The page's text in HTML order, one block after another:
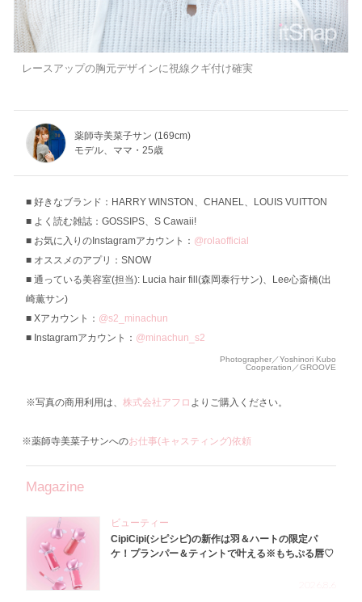
レースアップの胸元デザインに視線クギ付け確実
薬師寺美菜子サン (169cm)
モデル、ママ・25歳
好きなブランド：HARRY WINSTON、CHANEL、LOUIS VUITTON
よく読む雑誌：GOSSIPS、S Cawaii!
お気に入りのInstagramアカウント： @rolaofficial
オススメのアプリ：SNOW
通っている美容室(担当): Lucia hair fill(森岡泰行サン)、Lee心斎橋(出
崎薫サン)
Xアカウント： @s2_minachun
Instagramアカウント： @minachun_s2
Photographer／Yoshinori Kubo
Cooperation／GROOVE
※写真の商用利用は、 株式会社アフロ よりご購入ください。
※薬師寺美菜子サンへのお仕事(キャスティング)依頼
Magazine
ビューティー
CipiCipi(シピシピ)の新作は羽＆ハートの限定パ
ケ！プランパー＆ティントで叶える※もちぷる唇♡